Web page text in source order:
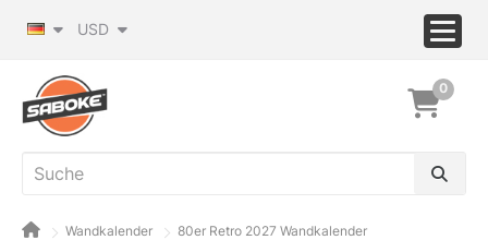
USD
0
Wandkalender 80er Retro 2027 Wandkalender